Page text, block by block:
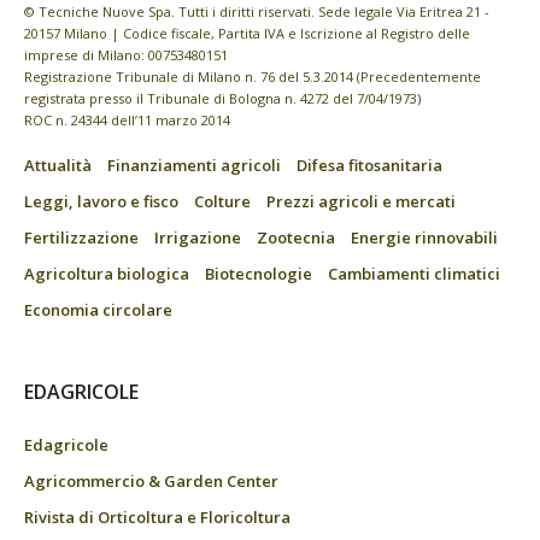
© Tecniche Nuove Spa. Tutti i diritti riservati. Sede legale Via Eritrea 21 -
20157 Milano | Codice fiscale, Partita IVA e Iscrizione al Registro delle
imprese di Milano: 00753480151
Registrazione Tribunale di Milano n. 76 del 5.3.2014 (Precedentemente
registrata presso il Tribunale di Bologna n. 4272 del 7/04/1973)
ROC n. 24344 dell’11 marzo 2014
Attualità Finanziamenti agricoli
Difesa fitosanitaria
Leggi, lavoro e fisco
Colture
Prezzi agricoli e mercati
Fertilizzazione
Irrigazione Zootecnia
Energie rinnovabili
Agricoltura biologica
Biotecnologie
Cambiamenti climatici
Economia circolare
EDAGRICOLE
Edagricole
Agricommercio & Garden Center
Rivista di Orticoltura e Floricoltura